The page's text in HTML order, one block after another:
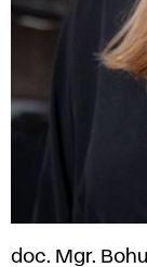
doc. Mgr.